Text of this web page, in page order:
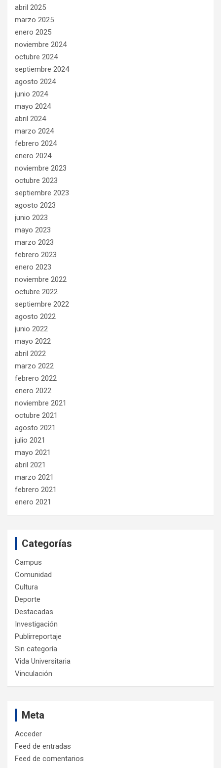
abril 2025
marzo 2025
enero 2025
noviembre 2024
octubre 2024
septiembre 2024
agosto 2024
junio 2024
mayo 2024
abril 2024
marzo 2024
febrero 2024
enero 2024
noviembre 2023
octubre 2023
septiembre 2023
agosto 2023
junio 2023
mayo 2023
marzo 2023
febrero 2023
enero 2023
noviembre 2022
octubre 2022
septiembre 2022
agosto 2022
junio 2022
mayo 2022
abril 2022
marzo 2022
febrero 2022
enero 2022
noviembre 2021
octubre 2021
agosto 2021
julio 2021
mayo 2021
abril 2021
marzo 2021
febrero 2021
enero 2021
Categorías
Campus
Comunidad
Cultura
Deporte
Destacadas
Investigación
Publirreportaje
Sin categoría
Vida Universitaria
Vinculación
Meta
Acceder
Feed de entradas
Feed de comentarios